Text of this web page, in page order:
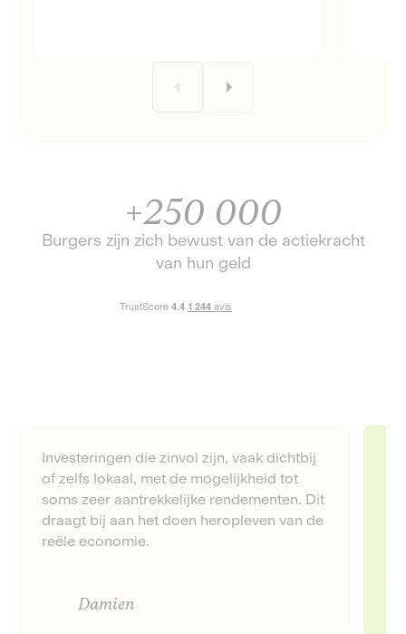
+250 000
Burgers zijn zich bewust van de actiekracht
van hun geld
Investeringen die zinvol zijn, vaak dichtbij
of zelfs lokaal, met de mogelijkheid tot
soms zeer aantrekkelijke rendementen. Dit
draagt bij aan het doen heropleven van de
reële economie.
Damien